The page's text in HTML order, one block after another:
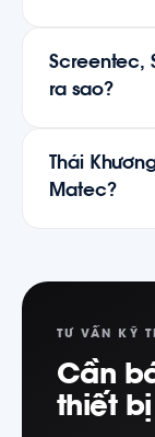
Screentec,
ra sao?
Thái
Matec?
TƯ VẤN KỸ
Cần
thiết bị